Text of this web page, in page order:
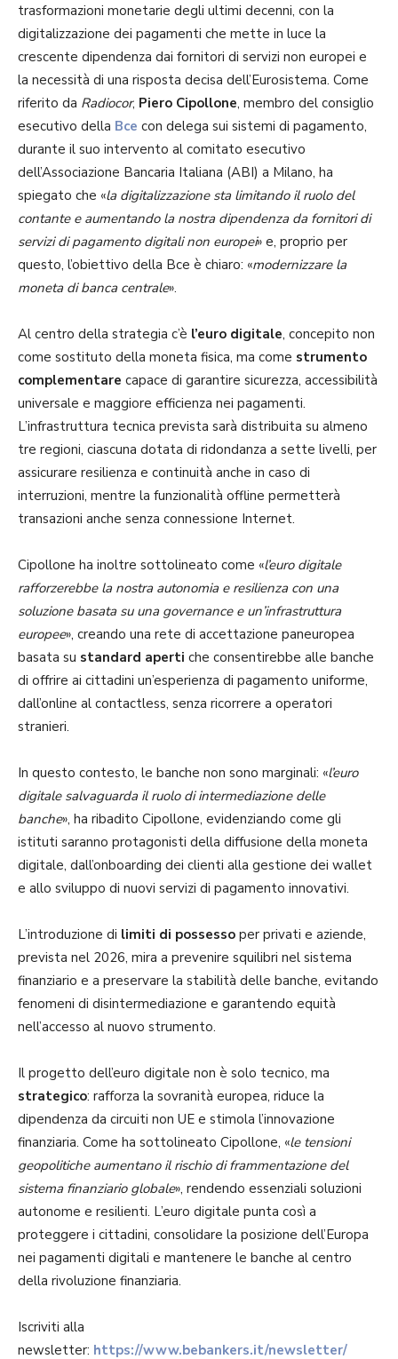
trasformazioni monetarie degli ultimi decenni, con la
digitalizzazione dei pagamenti che mette in luce la
crescente dipendenza dai fornitori di servizi non europei e
la necessità di una risposta decisa dell’Eurosistema. Come
riferito da Radiocor, Piero Cipollone, membro del consiglio
esecutivo della Bce con delega sui sistemi di pagamento,
durante il suo intervento al comitato esecutivo
dell’Associazione Bancaria Italiana (ABI) a Milano, ha
spiegato che «la digitalizzazione sta limitando il ruolo del
contante e aumentando la nostra dipendenza da fornitori di
servizi di pagamento digitali non europei» e, proprio per
questo, l’obiettivo della Bce è chiaro: «modernizzare la
moneta di banca centrale».
Al centro della strategia c’è l’euro digitale, concepito non
come sostituto della moneta fisica, ma come strumento
complementare capace di garantire sicurezza, accessibilità
universale e maggiore efficienza nei pagamenti.
L’infrastruttura tecnica prevista sarà distribuita su almeno
tre regioni, ciascuna dotata di ridondanza a sette livelli, per
assicurare resilienza e continuità anche in caso di
interruzioni, mentre la funzionalità offline permetterà
transazioni anche senza connessione Internet.
Cipollone ha inoltre sottolineato come «l’euro digitale
rafforzerebbe la nostra autonomia e resilienza con una
soluzione basata su una governance e un’infrastruttura
europee», creando una rete di accettazione paneuropea
basata su standard aperti che consentirebbe alle banche
di offrire ai cittadini un’esperienza di pagamento uniforme,
dall’online al contactless, senza ricorrere a operatori
stranieri.
In questo contesto, le banche non sono marginali: «l’euro
digitale salvaguarda il ruolo di intermediazione delle
banche», ha ribadito Cipollone, evidenziando come gli
istituti saranno protagonisti della diffusione della moneta
digitale, dall’onboarding dei clienti alla gestione dei wallet
e allo sviluppo di nuovi servizi di pagamento innovativi.
L’introduzione di limiti di possesso per privati e aziende,
prevista nel 2026, mira a prevenire squilibri nel sistema
finanziario e a preservare la stabilità delle banche, evitando
fenomeni di disintermediazione e garantendo equità
nell’accesso al nuovo strumento.
Il progetto dell’euro digitale non è solo tecnico, ma
strategico: rafforza la sovranità europea, riduce la
dipendenza da circuiti non UE e stimola l’innovazione
finanziaria. Come ha sottolineato Cipollone, «le tensioni
geopolitiche aumentano il rischio di frammentazione del
sistema finanziario globale», rendendo essenziali soluzioni
autonome e resilienti. L’euro digitale punta così a
proteggere i cittadini, consolidare la posizione dell’Europa
nei pagamenti digitali e mantenere le banche al centro
della rivoluzione finanziaria.
Iscriviti alla
newsletter: https://www.bebankers.it/newsletter/